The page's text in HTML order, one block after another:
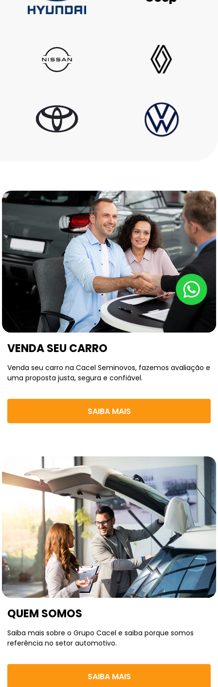
VENDA SEU CARRO
Venda seu carro na Cacel Seminovos, fazemos avaliação e
uma proposta justa, segura e confiável.
SAIBA MAIS
QUEM SOMOS
Saiba mais sobre o Grupo Cacel e saiba porque somos
referência no setor automotivo.
SAIBA MAIS